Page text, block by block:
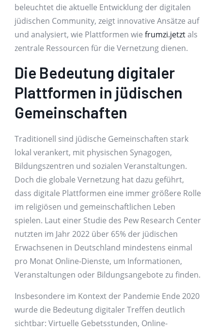
beleuchtet die aktuelle Entwicklung der digitalen
jüdischen Community, zeigt innovative Ansätze auf
und analysiert, wie Plattformen wie frumzi.jetztals
zentrale Ressourcen für die Vernetzung dienen.
Die Bedeutung digitaler
Plattformen in jüdischen
Gemeinschaften
Traditionell sind jüdische Gemeinschaften stark
lokal verankert, mit physischen Synagogen,
Bildungszentren und sozialen Veranstaltungen.
Doch die globale Vernetzung hat dazu geführt,
dass digitale Plattformen eine immer größere Rolle
im religiösen und gemeinschaftlichen Leben
spielen. Laut einer Studie des Pew Research Center
nutzten im Jahr 2022 über 65% der jüdischen
Erwachsenen in Deutschland mindestens einmal
pro Monat Online-Dienste, um Informationen,
Veranstaltungen oder Bildungsangebote zu finden.
Insbesondere im Kontext der Pandemie Ende 2020
wurde die Bedeutung digitaler Treffen deutlich
sichtbar: Virtuelle Gebetsstunden, Online-